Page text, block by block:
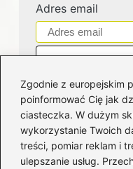
Zgodnie z europejskim
poinformować Cię jak
ciasteczka. W dużym
wykorzystanie Twoich
treści, pomiar reklam i
ulepszanie usług.
Adres email
Kategorie